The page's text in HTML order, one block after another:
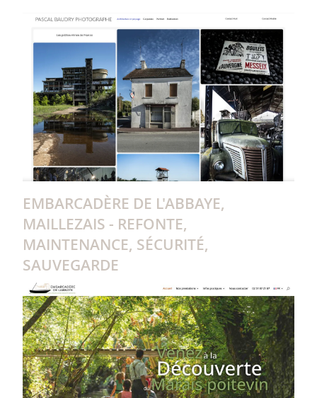
EMBARCADÈRE DE L'ABBAYE,
MAILLEZAIS - REFONTE,
MAINTENANCE, SÉCURITÉ,
SAUVEGARDE